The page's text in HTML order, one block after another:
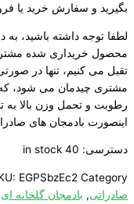
بگیرید و سفارش خرید یا
لطفا توجه داشته باشید،
محصول خریداری شده
تقبل می کنیم، تنها در
مشتری چیدمان می شود، که
رطوبت و تحمل وزن بالا به
اینصورت بادمجان های
دسترسی: 40 in stock
EGPSbzEc2 Category:
صادراتی, بادمجان گلخانه ای